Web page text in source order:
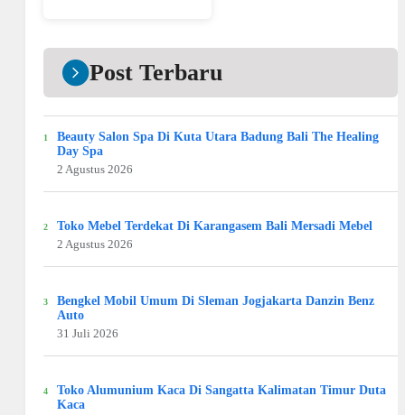
Post Terbaru
Beauty Salon Spa Di Kuta Utara Badung Bali The Healing
Day Spa
2 Agustus 2026
Toko Mebel Terdekat Di Karangasem Bali Mersadi Mebel
2 Agustus 2026
Bengkel Mobil Umum Di Sleman Jogjakarta Danzin Benz
Auto
31 Juli 2026
Toko Alumunium Kaca Di Sangatta Kalimatan Timur Duta
Kaca